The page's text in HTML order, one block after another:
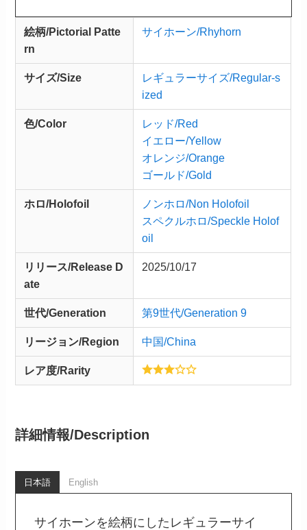
絵柄/Pictorial Patte
rn
サイホーン/Rhyhorn
サイズ/Size
レギュラーサイズ/Regular-s
ized
色/Color
レッド/Red
イエロー/Yellow
オレンジ/Orange
ゴールド/Gold
ホロ/Holofoil
ノンホロ/Non Holofoil
スペクルホロ/Speckle Holof
oil
リリース/Release D
ate
2025/10/17
世代/Generation 第9世代/Generation 9
リージョン/Region 中国/China
レア度/Rarity
詳細情報/Description
日本語 English
サイホーンを絵柄にしたレギュラーサイ